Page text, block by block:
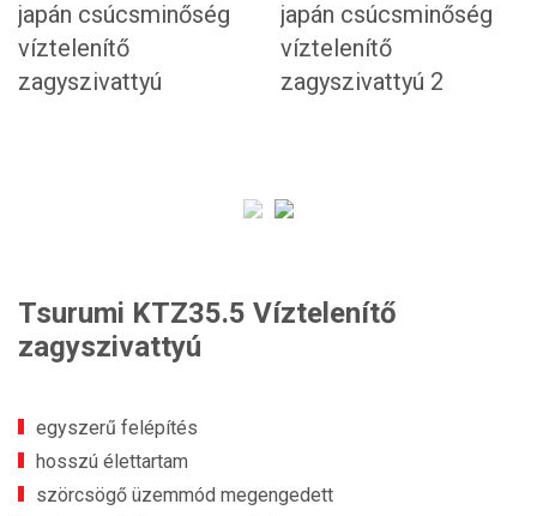
Tsurumi KTZ35.5 Víztelenítő
zagyszivattyú
egyszerű felépítés
hosszú élettartam
szörcsögő üzemmód megengedett